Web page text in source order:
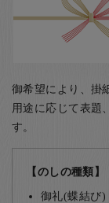
御希望により、掛
用途に応じて表題
す。
【のしの種類】
御礼(蝶結び)